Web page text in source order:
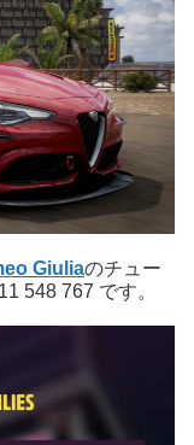
Giuliaのチュー
548 767 です。